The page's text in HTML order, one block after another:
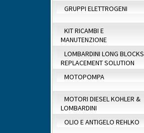
GRUPPI ELETTROGENI
KIT RICAMBI E
MANUTENZIONE
LOMBARDINI LONG BLOCKS
REPLACEMENT SOLUTION
MOTOPOMPA
MOTORI DIESEL KOHLER &
LOMBARDINI
OLIO E ANTIGELO REHLKO